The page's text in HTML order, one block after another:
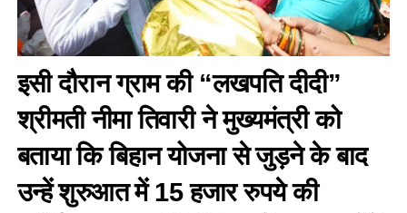
इसी दौरान ग्राम की “लखपति दीदी”
श्रीमती नीमा तिवारी ने मुख्यमंत्री को
बताया कि बिहान योजना से जुड़ने के बाद
उन्हें शुरुआत में 15 हजार रुपये की